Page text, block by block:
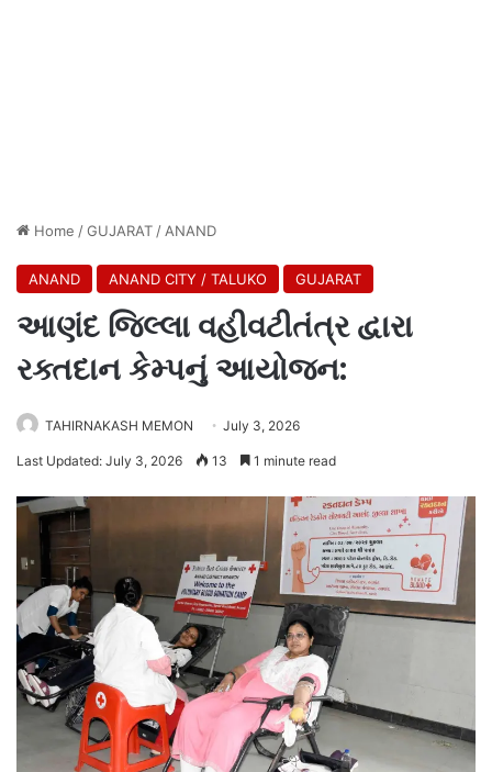
Home /GUJARAT / ANAND
ANAND ANAND CITY / TALUKO GUJARAT
આણંદ જિલ્લા વહીવટીતંત્ર દ્વારા
રક્તદાન કેમ્પનું આયોજન:
TAHIRNAKASH MEMON July 3, 2026
Last Updated: July 3, 2026 13 1 minute read